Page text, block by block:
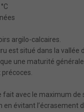
argilo-calcaires.
est situé dans la vallée
une maturité
fait avec le maximum
en évitant l’écrasement